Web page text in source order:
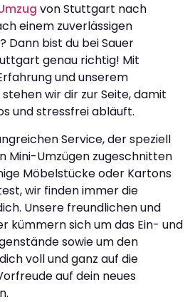
von Stuttgart nach
einem zuverlässigen
Dann bist du bei Sauer
genau richtig! Mit
und unserem
wir dir zur Seite, damit
und stressfrei abläuft.
Service, der speziell
Mini-Umzügen zugeschnitten
Möbelstücke oder Kartons
wir finden immer die
Unsere freundlichen und
kümmern sich um das Ein- und
sowie um den
voll und ganz auf die
auf dein neues